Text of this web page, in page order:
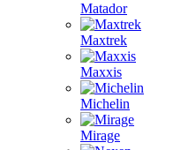
Matador
Maxtrek
Maxxis
Michelin
Mirage